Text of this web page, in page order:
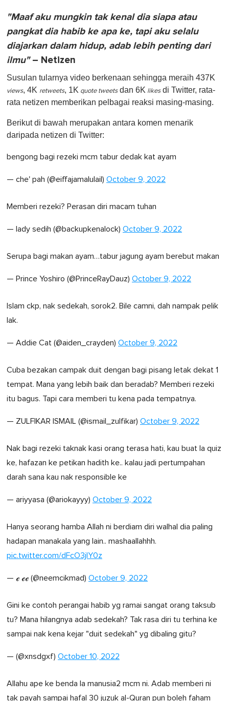
"Maaf aku mungkin tak kenal dia siapa atau
pangkat dia habib ke apa ke, tapi aku selalu
diajarkan dalam hidup, adab lebih penting dari
ilmu"– Netizen
Susulan tularnya video berkenaan sehingga meraih 437K
views, 4K retweets, 1K quote tweetsdan 6K likesdi Twitter, rata-
rata netizen memberikan pelbagai reaksi masing-masing.
Berikut di bawah merupakan antara komen menarik
daripada netizen di Twitter:
bengong bagi rezeki mcm tabur dedak kat ayam
— che' pah (@eiffajamalulail) October 9, 2022
Memberi rezeki? Perasan diri macam tuhan
— lady sedih (@backupkenalock) October 9, 2022
Serupa bagi makan ayam…tabur jagung ayam berebut makan
— Prince Yoshiro (@PrinceRayDauz) October 9, 2022
Islam ckp, nak sedekah, sorok2. Bile camni, dah nampak pelik
lak.
— Addie Cat (@aiden_crayden) October 9, 2022
Cuba bezakan campak duit dengan bagi pisang letak dekat 1
tempat. Mana yang lebih baik dan beradab? Memberi rezeki
itu bagus. Tapi cara memberi tu kena pada tempatnya.
— ZULFIKAR ISMAIL (@ismail_zulfikar) October 9, 2022
Nak bagi rezeki taknak kasi orang terasa hati, kau buat la quiz
ke, hafazan ke petikan hadith ke.. kalau jadi pertumpahan
darah sana kau nak responsible ke
— ariyyasa (@ariokayyy) October 9, 2022
Hanya seorang hamba Allah ni berdiam diri walhal dia paling
hadapan manakala yang lain.. mashaallahhh.
pic.twitter.com/dFcO3jIY0z
— ℯ ℯℯ (@neemcikmad) October 9, 2022
Gini ke contoh perangai habib yg ramai sangat orang taksub
tu? Mana hilangnya adab sedekah? Tak rasa diri tu terhina ke
sampai nak kena kejar "duit sedekah" yg dibaling gitu?
— (@xnsdgxf) October 10, 2022
Allahu ape ke benda la manusia2 mcm ni. Adab memberi ni
tak payah sampai hafal 30 juzuk al-Quran pun boleh faham